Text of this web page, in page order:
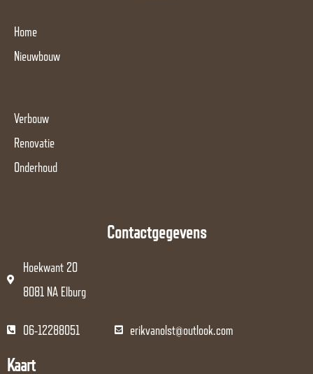
Home
Nieuwbouw
Verbouw
Renovatie
Onderhoud
Contactgegevens
Hoekwant 20
8081 NA Elburg
06-12288051 erikvanolst@outlook.com
Kaart